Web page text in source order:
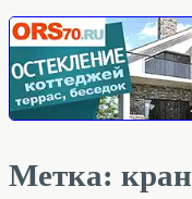
Метка: кран